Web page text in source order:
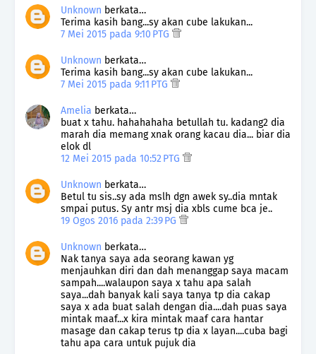
Unknown berkata…
Terima kasih bang...sy akan cube lakukan...
7 Mei 2015 pada 9:10 PTG
Unknown berkata…
Terima kasih bang...sy akan cube lakukan...
7 Mei 2015 pada 9:11 PTG
Amelia berkata…
buat x tahu. hahahahaha betullah tu. kadang2 dia
marah dia memang xnak orang kacau dia... biar dia
elok dl
12 Mei 2015 pada 10:52 PTG
Unknown berkata…
Betul tu sis..sy ada mslh dgn awek sy..dia mntak
smpai putus. Sy antr msj dia xbls cume bca je..
19 Ogos 2016 pada 2:39 PG
Unknown berkata…
Nak tanya saya ada seorang kawan yg
menjauhkan diri dan dah menanggap saya macam
sampah....walaupon saya x tahu apa salah
saya...dah banyak kali saya tanya tp dia cakap
saya x ada buat salah dengan dia....dah puas saya
mintak maaf...x kira mintak maaf cara hantar
masage dan cakap terus tp dia x layan....cuba bagi
tahu apa cara untuk pujuk dia